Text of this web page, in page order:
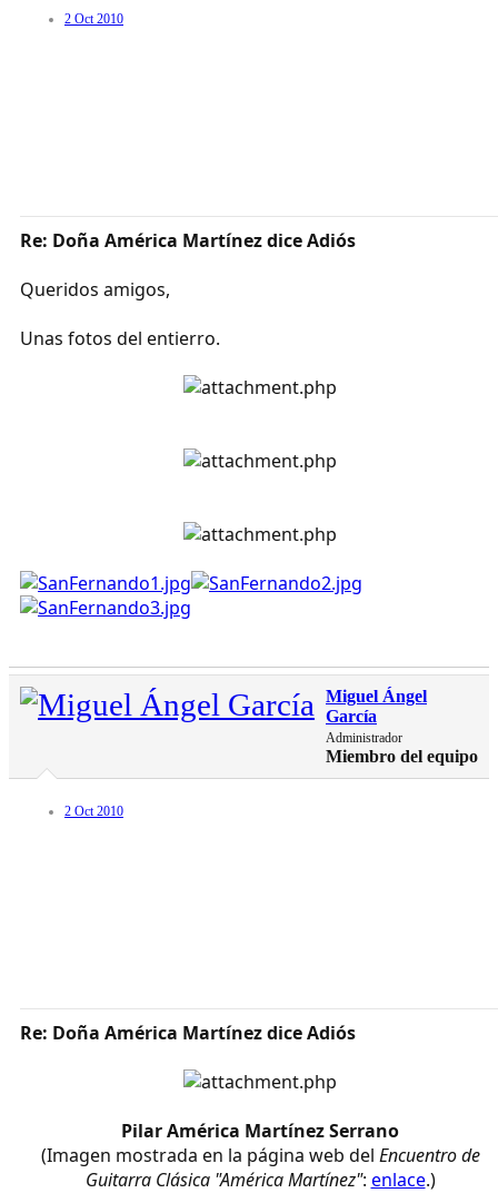
2 Oct 2010
Re: Doña América Martínez dice Adiós
Queridos amigos,
Unas fotos del entierro.
Miguel Ángel
García
Administrador
Miembro del equipo
2 Oct 2010
Re: Doña América Martínez dice Adiós
Pilar América Martínez Serrano​
(Imagen mostrada en la página web del Encuentro de
Guitarra Clásica "América Martínez": enlace.)​